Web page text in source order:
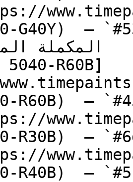
G40Y)  —
R60B]
R60B)  —
R30B)  —
R40B)  —